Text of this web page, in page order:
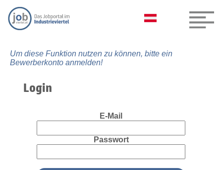
Um diese Funktion nutzen zu können, bitte ein
Bewerberkonto anmelden!
Login
E-Mail
Passwort